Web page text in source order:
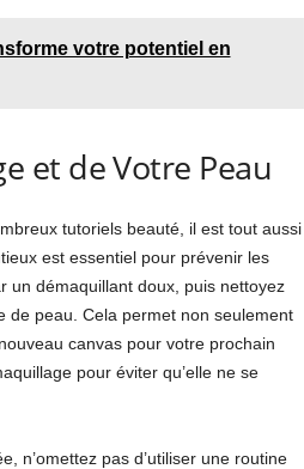
votre potentiel en
et de Votre Peau
tutoriels beauté, il est tout aussi
est essentiel pour prévenir les
un démaquillant doux, puis nettoyez
de peau. Cela permet non seulement
canvas pour votre prochain
pour éviter qu’elle ne se
n’omettez pas d’utiliser une routine